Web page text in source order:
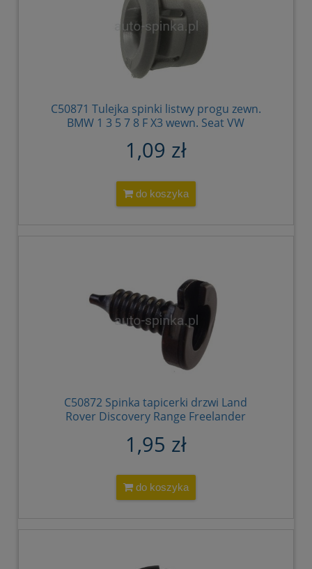
C50871 Tulejka spinki listwy progu zewn.
BMW 1 3 5 7 8 F X3 wewn. Seat VW
1,09 zł
do koszyka
C50872 Spinka tapicerki drzwi Land
Rover Discovery Range Freelander
1,95 zł
do koszyka